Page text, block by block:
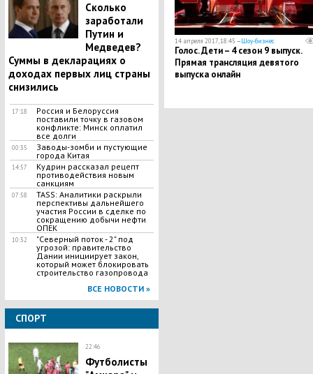
Сколько
заработали
Путин и
Медведев?
Суммы в декларациях о
доходах первых лиц страны
снизились
17:18
Россия и Белоруссия
поставили точку в газовом
конфликте: Минск оплатил
все долги
00:35
Заводы-зомби и пустующие
города Китая
14:57
Кудрин рассказал рецепт
противодействия новым
санкциям
07:58
TASS: Аналитики раскрыли
перспективы дальнейшего
участия России в сделке по
сокращению добычи нефти
ОПЕК
10:32
"Северный поток - 2" под
угрозой: правительство
Дании инициирует закон,
который может блокировать
строительство газопровода
ВСЕ НОВОСТИ »
СПОРТ
22:46
Футболисты
14 апреля 2017, 18:45 —Шоу-бизнес
Голос. Дети – 4 сезон 9 выпуск.
Прямая трансляция девятого
выпуска онлайн